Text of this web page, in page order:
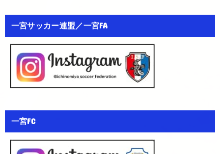
一宮サッカー連盟／一宮FA
一宮FC